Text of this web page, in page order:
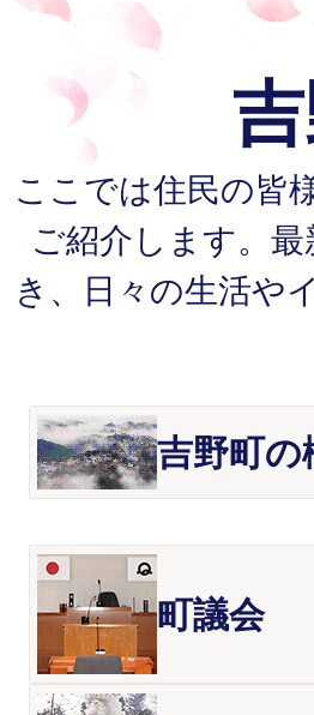
ここでは住民の皆
ご紹介します。
き、日々の生活や
吉野町の
町議会